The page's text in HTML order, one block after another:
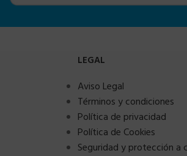
LEGAL
Aviso Legal
Términos y condiciones
Política de privacidad
Política de Cookies
Seguridad y protección a